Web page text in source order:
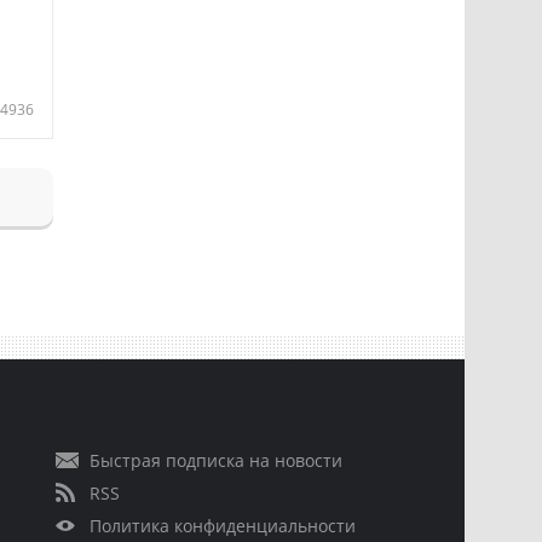
4936
Быстрая подписка на новости
RSS
Политика конфиденциальности